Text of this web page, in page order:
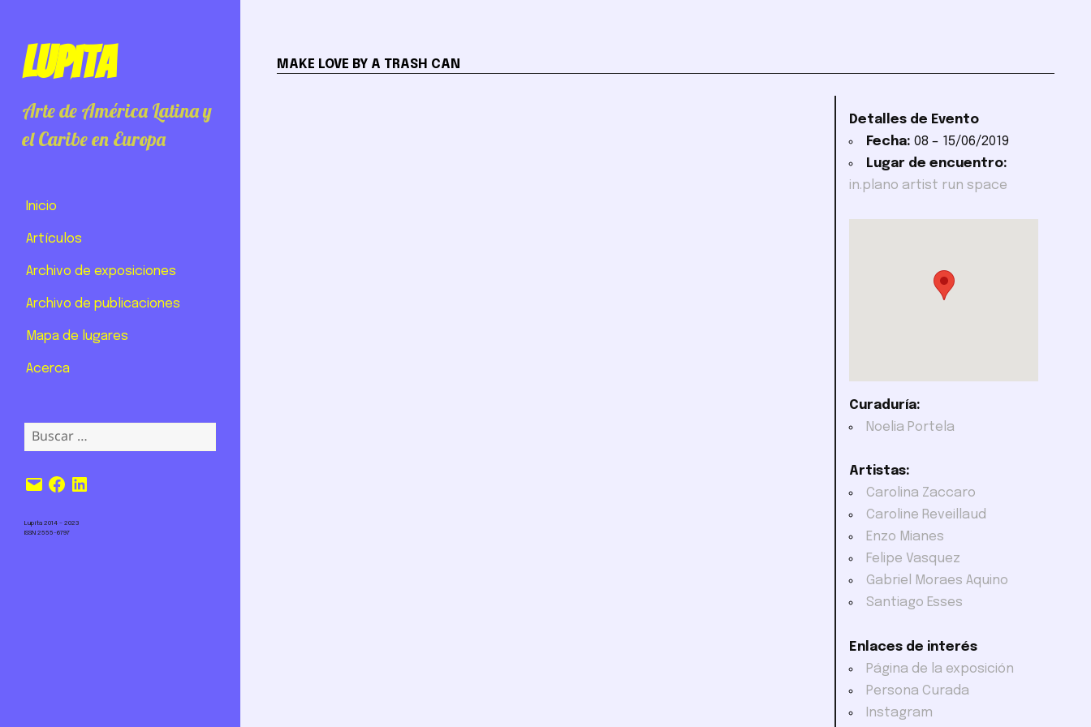
Lupita
Arte de América Latina y
el Caribe en Europa
Inicio
Artículos
Archivo de exposiciones
Archivo de publicaciones
Mapa de lugares
Acerca
Buscar:
Correo
electrónico
Facebook
LinkedIn
Lupita 2014 – 2023
ISSN 2555-6797
MAKE LOVE BY A TRASH CAN
Detalles de Evento
Fecha: 08 – 15/06/2019
Lugar de encuentro:
in.plano artist run space
Curaduría:
Noelia Portela
Artistas:
Carolina Zaccaro
Caroline Reveillaud
Enzo Mianes
Felipe Vasquez
Gabriel Moraes Aquino
Santiago Esses
Enlaces de interés
Página de la exposición
Persona Curada
Instagram